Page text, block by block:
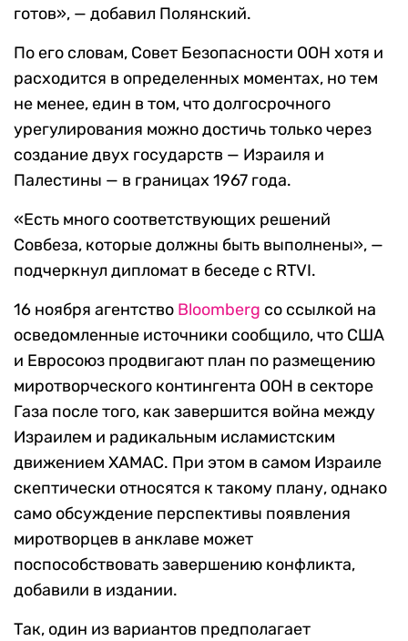
готов», — добавил Полянский.
По его словам, Совет Безопасности ООН хотя и
расходится в определенных моментах, но тем
не менее, един в том, что долгосрочного
урегулирования можно достичь только через
создание двух государств — Израиля и
Палестины — в границах 1967 года.
«Есть много соответствующих решений
Совбеза, которые должны быть выполнены», —
подчеркнул дипломат в беседе с RTVI.
16 ноября агентство Bloomberg со ссылкой на
осведомленные источники сообщило, что США
и Евросоюз продвигают план по размещению
миротворческого контингента ООН в секторе
Газа после того, как завершится война между
Израилем и радикальным исламистским
движением ХАМАС. При этом в самом Израиле
скептически относятся к такому плану, однако
само обсуждение перспективы появления
миротворцев в анклаве может
поспособствовать завершению конфликта,
добавили в издании.
Так, один из вариантов предполагает